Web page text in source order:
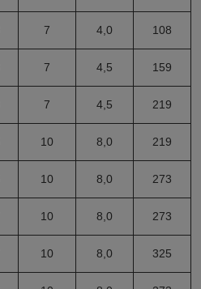
7 4,0 108
7 4,5 159
7 4,5 219
10 8,0 219
10 8,0 273
10 8,0 273
10 8,0 325